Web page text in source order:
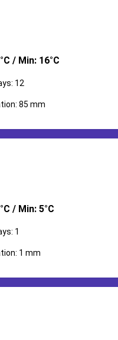
/ Min: 16°C
12
85 mm
/ Min: 5°C
1
1 mm